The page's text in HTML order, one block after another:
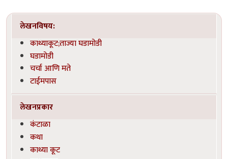
लेखनविषय:
काथ्याकूट;ताज्या घडामोडी
घडामोडी
चर्चा आणि मते
टाईमपास
लेखनप्रकार
कंटाळा
कथा
काथ्या कूट